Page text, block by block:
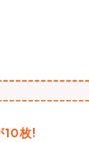
10枚!